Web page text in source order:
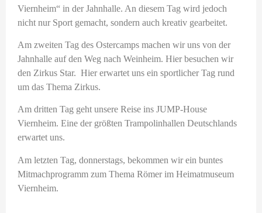
Viernheim“ in der Jahnhalle. An diesem Tag wird jedoch
nicht nur Sport gemacht, sondern auch kreativ gearbeitet.
Am zweiten Tag des Ostercamps machen wir uns von der
Jahnhalle auf den Weg nach Weinheim. Hier besuchen wir
den Zirkus Star. Hier erwartet uns ein sportlicher Tag rund
um das Thema Zirkus.
Am dritten Tag geht unsere Reise ins JUMP-House
Viernheim. Eine der größten Trampolinhallen Deutschlands
erwartet uns.
Am letzten Tag, donnerstags, bekommen wir ein buntes
Mitmachprogramm zum Thema Römer im Heimatmuseum
Viernheim.